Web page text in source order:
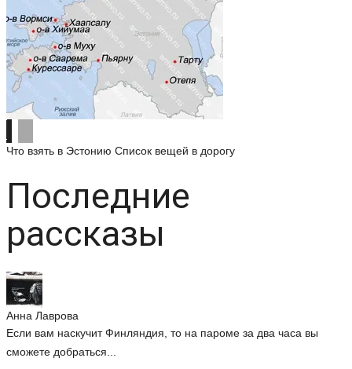
Что взять в Эстонию Список вещей в дорогу
Последние
рассказы
Анна Лаврова
Если вам наскучит Финляндия, то на пароме за два часа вы
сможете добраться...